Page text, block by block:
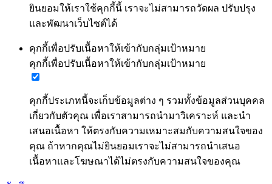
ยินยอมให้เราใช้คุกกี้นี้ เราจะไม่สามารถวัดผล ปรับปรุง
และพัฒนาเว็บไซต์ได้
คุกกี้เพื่อปรับเนื้อหาให้เข้ากับกลุ่มเป้าหมาย
คุกกี้เพื่อปรับเนื้อหาให้เข้ากับกลุ่มเป้าหมาย
คุกกี้ประเภทนี้จะเก็บข้อมูลต่าง ๆ รวมทั้งข้อมูลส่วนบุคคล
เกี่ยวกับตัวคุณ เพื่อเราสามารถนำมาวิเคราะห์ และนำ
เสนอเนื้อหา ให้ตรงกับความเหมาะสมกับความสนใจของ
คุณ ถ้าหากคุณไม่ยินยอมเราจะไม่สามารถนำเสนอ
เนื้อหาและโฆษณาได้ไม่ตรงกับความสนใจของคุณ